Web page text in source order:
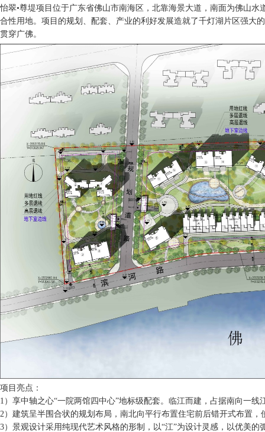
怡翠•尊堤项目位于广东省佛山市南海区，北靠海景大道，南面为佛山
合性用地。项目的规划、配套、产业的利好发展造就了千灯湖片区强大
贯穿广佛。
项目亮点：
1）享中轴之心“一院两馆四中心”地标级配套。临江而建，占据南向一线
2）建筑呈半围合状的规划布局，南北向平行布置住宅前后错开式布置
3）景观设计采用纯现代艺术风格的形制，以“江”为设计灵感，以优美